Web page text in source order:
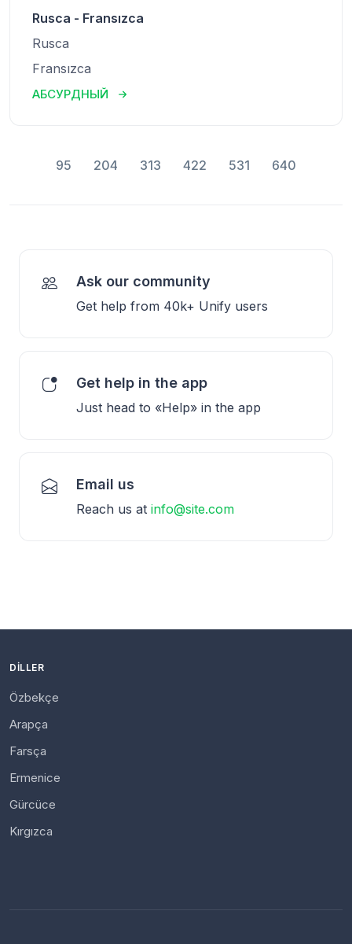
Rusca - Fransızca
Rusca
Fransızca
АБСУРДНЫЙ
95 204 313 422 531 640
Ask our community
Get help from 40k+ Unify users
Get help in the app
Just head to «Help» in the app
Email us
Reach us at info@site.com
DILLER
Özbekçe
Arapça
Farsça
Ermenice
Gürcüce
Kırgızca